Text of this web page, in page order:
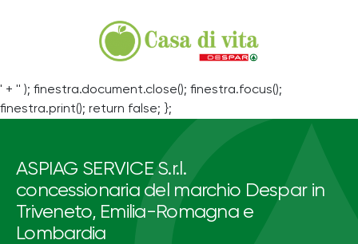
' + '' ); finestra.document.close(); finestra.focus();
finestra.print(); return false; };
ASPIAG SERVICE S.r.l.
concessionaria del marchio Despar in
Triveneto, Emilia-Romagna e
Lombardia